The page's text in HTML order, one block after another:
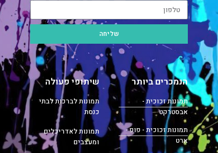
שליחה
הנמכרים ביותר
תמונות זכוכית -
אבסטרקט
תמונות זכוכית - פופ -
ארט
שיתופי פעולה
תמונות לברכות לבתי
כנסת
תמונות לאדריכלים
ומעצבים